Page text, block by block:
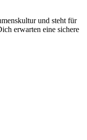
und steht für
erwarten eine sichere